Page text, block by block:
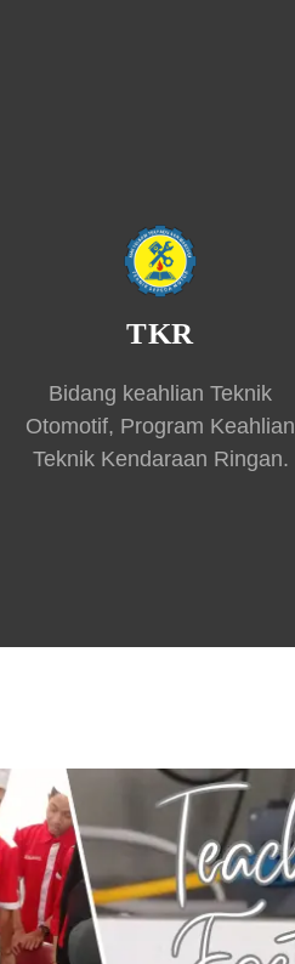
TKR
Bidang keahlian Teknik
Otomotif, Program Keahlian
Teknik Kendaraan Ringan.